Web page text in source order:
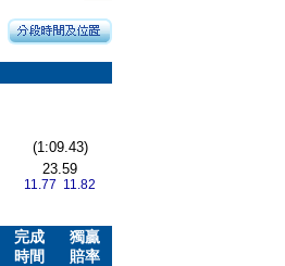
(1:09.43)
23.59
11.77 11.82
完成
時間
獨贏
賠率